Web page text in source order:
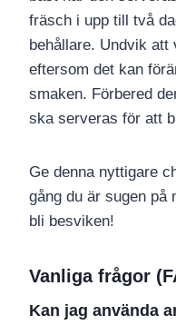
fräsch i upp till två
behållare. Undvik att
eftersom det kan
smaken. Förbered
ska serveras för att
Ge denna nyttigare
gång du är sugen på
bli besviken!
Vanliga frågor
Kan jag använda